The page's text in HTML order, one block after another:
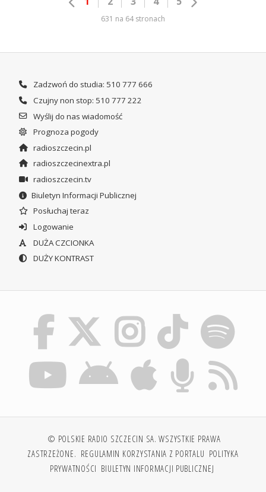
631 na 64 stronach
Zadzwoń do studia: 510 777 666
Czujny non stop: 510 777 222
Wyślij do nas wiadomość
Prognoza pogody
radioszczecin.pl
radioszczecinextra.pl
radioszczecin.tv
Biuletyn Informacji Publicznej
Posłuchaj teraz
Logowanie
DUŻA CZCIONKA
DUŻY KONTRAST
© POLSKIE RADIO SZCZECIN SA. WSZYSTKIE PRAWA
ZASTRZEŻONE. REGULAMIN KORZYSTANIA Z PORTALU POLITYKA
PRYWATNOŚCI BIULETYN INFORMACJI PUBLICZNEJ